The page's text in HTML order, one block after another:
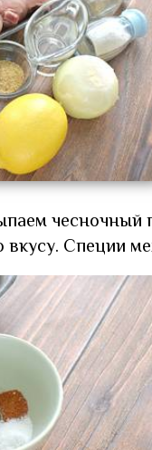
чесночный
вкусу. Специи